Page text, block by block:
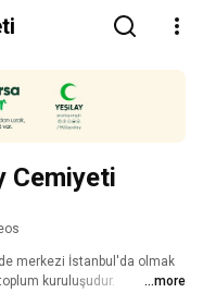
Cemiyeti
merkezi İstanbul'da olmak
kuruluşudur.
...more